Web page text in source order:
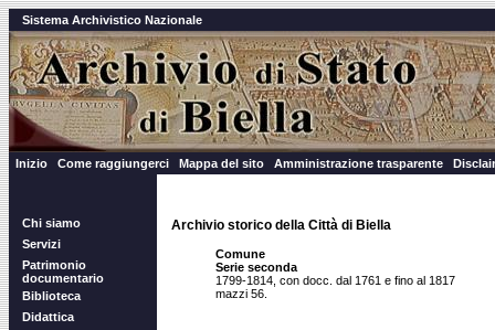
Sistema Archivistico Nazionale
Inizio Come raggiungerci Mappa del sito Amministrazione trasparente
Chi siamo
Servizi
Patrimonio
documentario
Biblioteca
Didattica
Archivio storico della Città di Biella
Comune
Serie seconda
1799-1814, con docc. dal 1761 e fino al 1817
mazzi 56.